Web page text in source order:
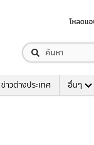
โหลดแ
ข่าวต่างประเทศ อื่นๆ